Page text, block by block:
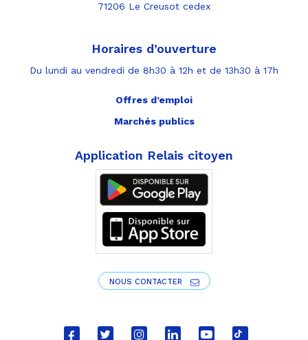
71206 Le Creusot cedex
Horaires d’ouverture
Du lundi au vendredi de 8h30 à 12h et de 13h30 à 17h
Offres d’emploi
Marchés publics
Application Relais citoyen
NOUS CONTACTER